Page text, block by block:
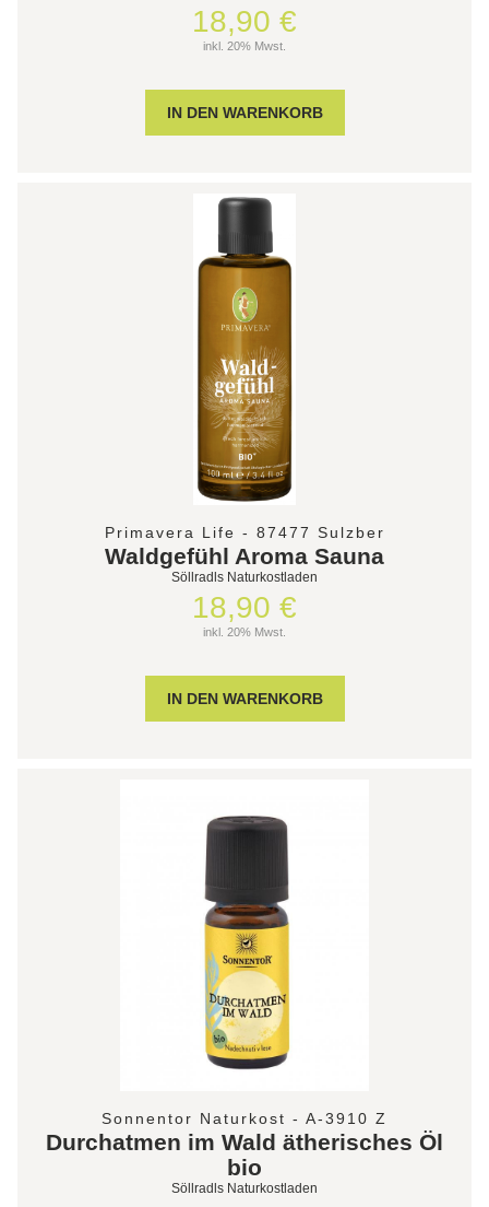
18,90 €
inkl. 20% Mwst.
Primavera Life - 87477 Sulzber
Waldgefühl Aroma Sauna
Söllradls Naturkostladen
18,90 €
inkl. 20% Mwst.
Sonnentor Naturkost - A-3910 Z
Durchatmen im Wald ätherisches Öl
bio
Söllradls Naturkostladen